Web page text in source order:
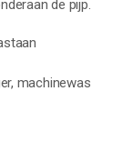
de pijp.
machinewas